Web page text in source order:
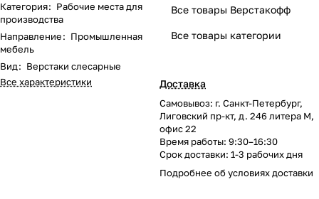
Категория: Рабочие места для
производства
Направление: Промышленная
мебель
Вид: Верстаки слесарные
Все характеристики
Все товары Верстакофф
Все товары категории
Доставка
Самовывоз: г. Санкт-Петербург,
Лиговский пр-кт, д. 246 литера М,
офис 22
Время работы: 9:30–16:30
Срок доставки: 1-3 рабочих дня
Подробнее обусловиях доставки